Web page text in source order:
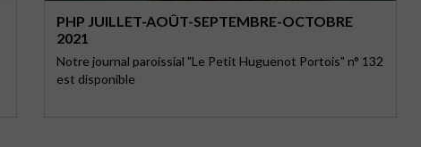
PHP JUILLET-AOÛT-SEPTEMBRE-OCTOBRE
2021
Notre journal paroissial "Le Petit Huguenot Portois" n° 132
est disponible